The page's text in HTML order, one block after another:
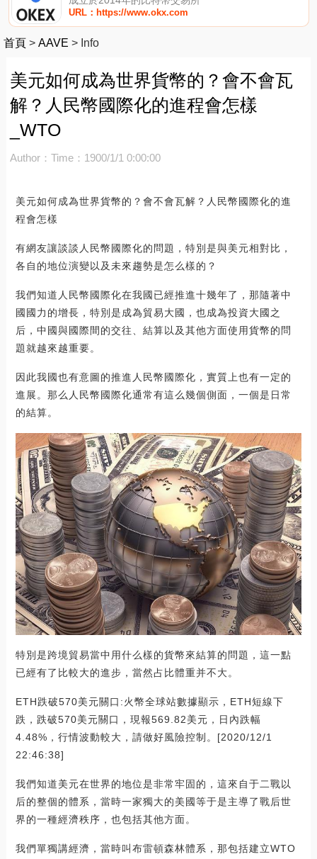
URL：https://www.okx.com
首頁 > AAVE > Info
美元如何成為世界貨幣的？會不會瓦
解？人民幣國際化的進程會怎樣
_WTO
Author： Time：1900/1/1 0:00:00
美元如何成為世界貨幣的？會不會瓦解？人民幣國際化的進
程會怎樣
有網友讓談談人民幣國際化的問題，特別是與美元相對比，
各自的地位演變以及未來趨勢是怎么樣的？
我們知道人民幣國際化在我國已經推進十幾年了，那隨著中
國國力的增長，特別是成為貿易大國，也成為投資大國之
后，中國與國際間的交往、結算以及其他方面使用貨幣的問
題就越來越重要。
因此我國也有意圖的推進人民幣國際化，實質上也有一定的
進展。那么人民幣國際化通常有這么幾個側面，一個是日常
的結算。
特別是跨境貿易當中用什么樣的貨幣來結算的問題，這一點
已經有了比較大的進步，當然占比體重并不大。
ETH跌破570美元關口:火幣全球站數據顯示，ETH短線下
跌，跌破570美元關口，現報569.82美元，日內跌幅
4.48%，行情波動較大，請做好風險控制。[2020/12/1
22:46:38]
我們知道美元在世界的地位是非常牢固的，這來自于二戰以
后的整個的體系，當時一家獨大的美國等于是主導了戰后世
界的一種經濟秩序，也包括其他方面。
我們單獨講經濟，當時叫布雷頓森林體系，那包括建立WTO